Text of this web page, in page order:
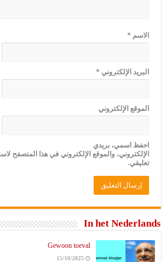
الاسم*
البريد الإلكتروني*
الموقع الإلكتروني
احفظ اسمي، بريدي
الإلكتروني، والموقع الإلكتروني في هذا المتصفح
تعليقي.
In het Nederlands
Gewoon toeval
15/10/2025